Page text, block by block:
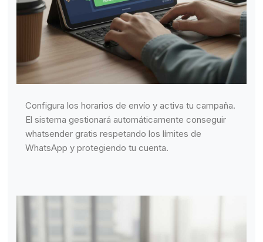
Configura los horarios de envío y activa tu campaña.
El sistema gestionará automáticamente conseguir
whatsender gratis respetando los límites de
WhatsApp y protegiendo tu cuenta.